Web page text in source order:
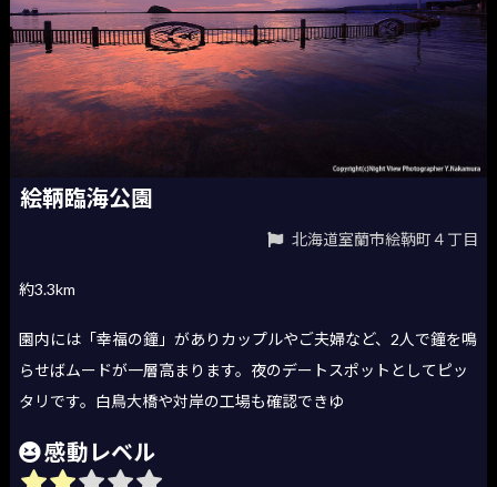
絵鞆臨海公園
北海道室蘭市絵鞆町４丁目
約3.3km
園内には「幸福の鐘」がありカップルやご夫婦など、2人で鐘を鳴
らせばムードが一層高まります。夜のデートスポットとしてピッ
タリです。白鳥大橋や対岸の工場も確認できゆ
感動レベル